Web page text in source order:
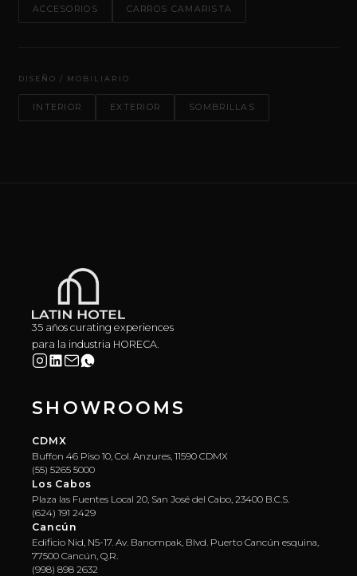
ACCESORIOS CARROS CAMARISTA
DISEÑO / MOBILIARIO
INTERIOR EXTERIOR SOMBRILLAS
35 años curating experiences
para la industria HORECA.
SHOWROOMS
CDMX
Buffon 46 Piso 10, Col. Anzures, 11590 CDMX
(55) 5265 5000
Los Cabos
Plaza las Fuentes Local 20, San José del Cabo, 23400 B.C.S.
(624) 191 2429
Cancún
Edificio Nid, N5-17. Av. Banompak, Blvd. Puerto Cancún esquina,
77500 Cancún, Q.R.
(998) 898 2632